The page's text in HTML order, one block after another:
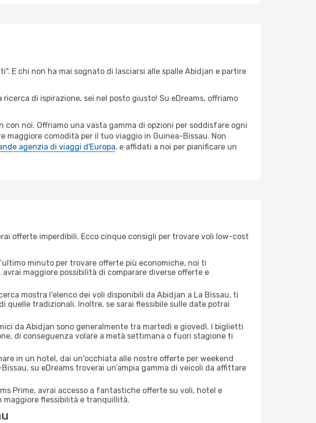
E chi non ha mai sognato di lasciarsi alle spalle Abidjan e partire
di ispirazione, sei nel posto giusto! Su eDreams, offriamo
noi. Offriamo una vasta gamma di opzioni per soddisfare ogni
comodità per il tuo viaggio in Guinea-Bissau. Non
agenzia di viaggi d'Europa, e affidati a noi per pianificare un
offerte imperdibili. Ecco cinque consigli per trovare voli low-cost
minuto per trovare offerte più economiche, noi ti
maggiore possibilità di comparare diverse offerte e
mostra l'elenco dei voli disponibili da Abidjan a La Bissau, ti
quelle tradizionali. Inoltre, se sarai flessibile sulle date potrai
da Abidjan sono generalmente tra martedì e giovedì. I biglietti
di conseguenza volare a metà settimana o fuori stagione ti
in un hotel, dai un'occhiata alle nostre offerte per weekend
su eDreams troverai un’ampia gamma di veicoli da affittare
Prime, avrai accesso a fantastiche offerte su voli, hotel e
flessibilità e tranquillità.